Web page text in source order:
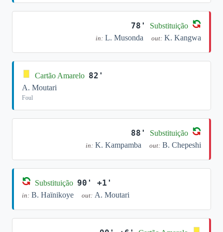
78' Substituição
in: L. Musonda out: K. Kangwa
Cartão Amarelo 82'
A. Moutari
Foul
88' Substituição
in: K. Kampamba out: B. Chepeshi
Substituição 90' +1'
in: B. Haïnikoye out: A. Moutari